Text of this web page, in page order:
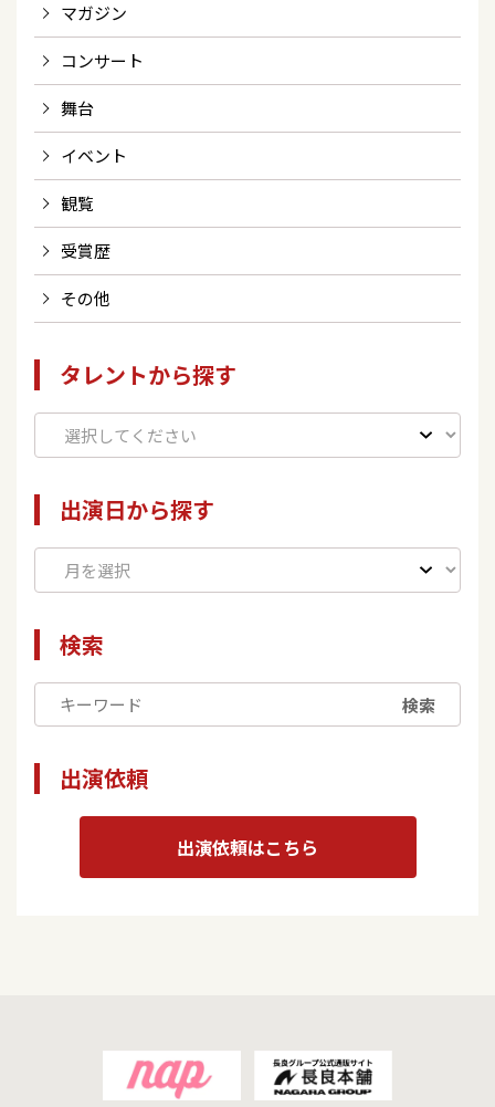
マガジン
コンサート
舞台
イベント
観覧
受賞歴
その他
タレントから探す
出演日から探す
検索
検索
出演依頼
出演依頼はこちら